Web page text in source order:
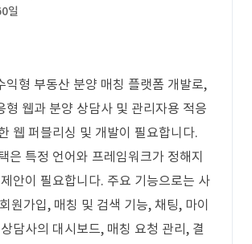
일
익형 부동산 분양 매칭 플랫폼 개발로,
형 웹과 분양 상담사 및 관리자용 적응
웹 퍼블리싱 및 개발이 필요합니다.
은 특정 언어와 프레임워크가 정해지
안이 필요합니다. 주요 기능으로는 사
원가입, 매칭 및 검색 기능, 채팅, 마이
담사의 대시보드, 매칭 요청 관리, 결